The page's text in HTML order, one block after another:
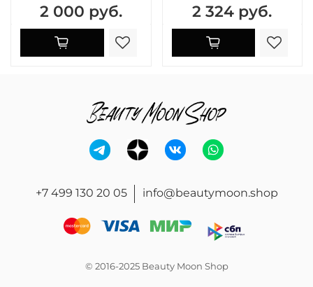
2 000 руб. 2 324 руб.
+7 499 130 20 05 info@beautymoon.shop
© 2016-2025 Beauty Moon Shop